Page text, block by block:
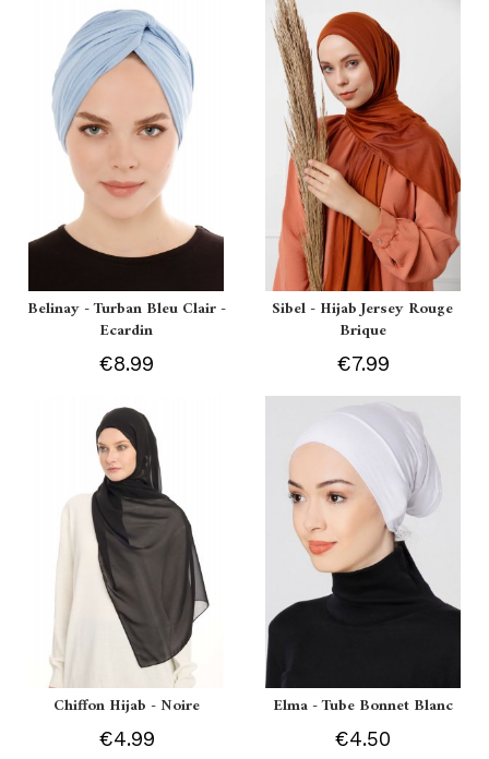
Belinay - Turban Bleu Clair -
Ecardin
€8.99
Sibel - Hijab Jersey Rouge
Brique
€7.99
Chiffon Hijab - Noire
€4.99
Elma - Tube Bonnet Blanc
€4.50